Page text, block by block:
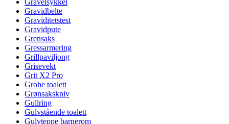
Gravelsykkel
Gravidbelte
Graviditetstest
Gravidpute
Grensaks
Gressarmering
Grillpaviljong
Grisevekt
Grit X2 Pro
Grohe toalett
Grønsakskniv
Gullring
Gulvstående toalett
Gulvteppe barnerom